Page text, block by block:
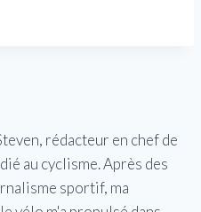
rédacteur en chef de
au cyclisme. Après des
sportif, ma